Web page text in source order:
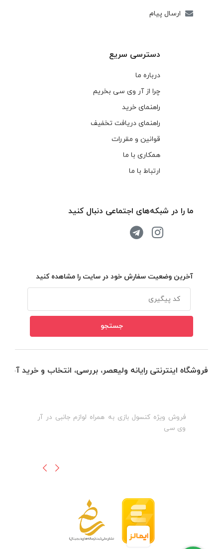
ارسال پیام
دسترسی سریع
درباره ما
چرا از آر وی سی بخریم
راهنمای خرید
راهنمای دریافت تخفیف
قوانین و مقررات
همکاری با ما
ارتباط با ما
ما را در شبکه‌های اجتماعی دنبال کنید
آخرین وضعیت سفارش خود در سایت را مشاهده کنید
فروشگاه اینترنتی رایانه ولیعصر، بررسی، انتخاب و خرید
فروش ویژه کنسول بازی به همراه لوازم جانبی در آر
وی سی